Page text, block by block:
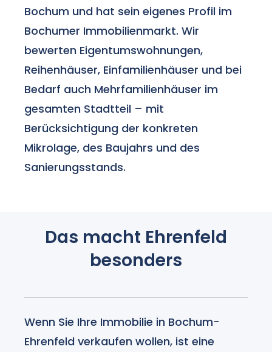
Bochum und hat sein eigenes Profil im
Bochumer Immobilienmarkt. Wir
bewerten Eigentumswohnungen,
Reihenhäuser, Einfamilienhäuser und bei
Bedarf auch Mehrfamilienhäuser im
gesamten Stadtteil – mit
Berücksichtigung der konkreten
Mikrolage, des Baujahrs und des
Sanierungsstands.
Das macht Ehrenfeld
besonders
Wenn Sie Ihre Immobilie in Bochum-
Ehrenfeld verkaufen wollen, ist eine